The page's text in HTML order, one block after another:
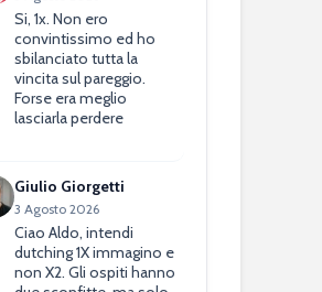
Si, 1x. Non ero
convintissimo ed ho
sbilanciato tutta la
vincita sul pareggio.
Forse era meglio
lasciarla perdere
Giulio Giorgetti
3 Agosto 2026
Ciao Aldo, intendi
dutching 1X immagino e
non X2. Gli ospiti hanno